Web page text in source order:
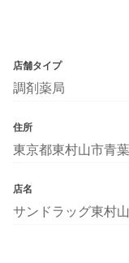
店舗タイプ
調剤薬局
住所
東京都東村山市青
店名
サンドラッグ東村